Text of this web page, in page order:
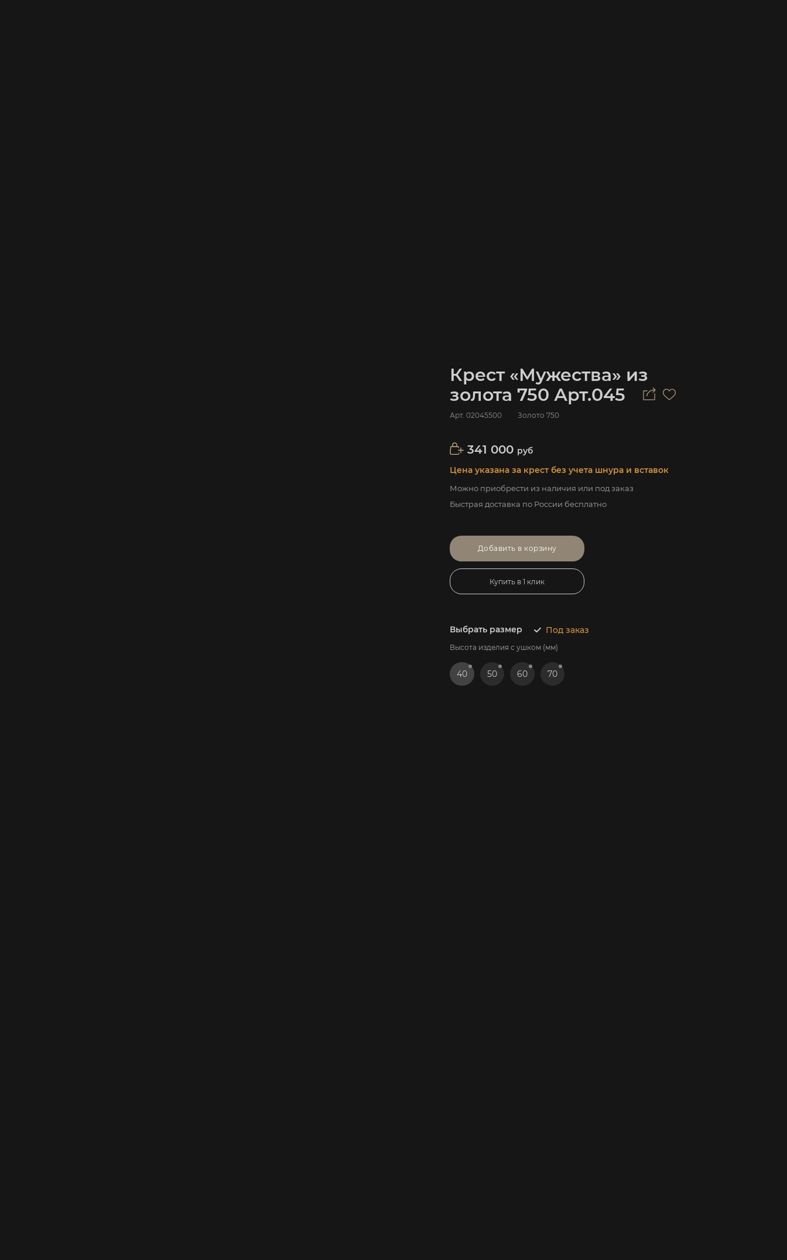
Крест «Мужества» из
золота 750 Арт.045
Арт. 02045500 Золото 750
341 000 руб
Цена указана за крест без учета шнура и вставок
Можно приобрести из наличия или под заказ
Быстрая доставка по России бесплатно
Выбрать размер Под заказ
Высота изделия с ушком (мм)
40 50 60 70
Добавить в корзину
Купить в 1 клик